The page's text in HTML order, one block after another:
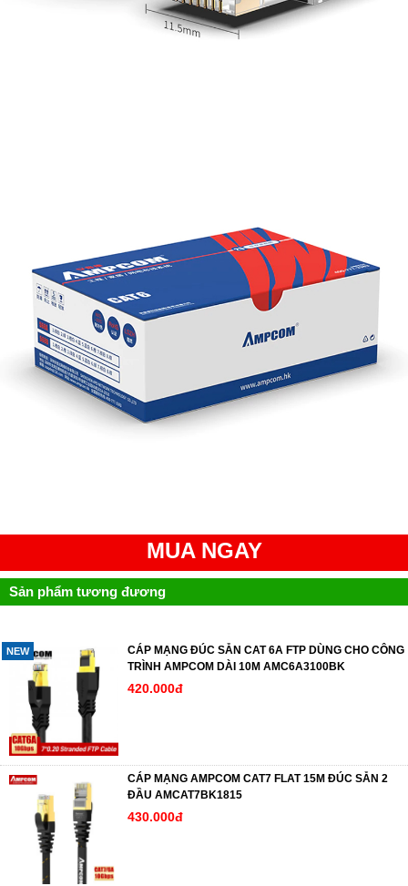
MUA NGAY
Sản phẩm tương đương
NEW
CÁP MẠNG ĐÚC SẴN CAT 6A FTP DÙNG CHO CÔNG
TRÌNH AMPCOM DÀI 10M AMC6A3100BK
420.000đ
CÁP MẠNG AMPCOM CAT7 FLAT 15M ĐÚC SẴN 2
ĐẦU AMCAT7BK1815
430.000đ